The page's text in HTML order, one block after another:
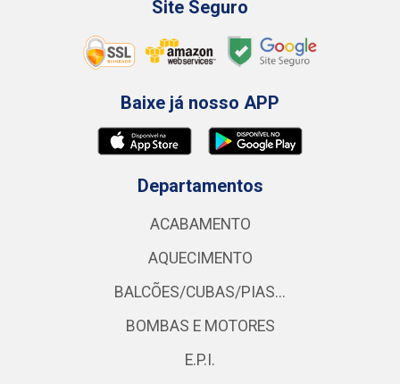
Site Seguro
Baixe já nosso APP
Departamentos
ACABAMENTO
AQUECIMENTO
BALCÕES/CUBAS/PIAS...
BOMBAS E MOTORES
E.P.I.